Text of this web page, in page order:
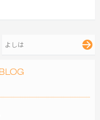
よしは